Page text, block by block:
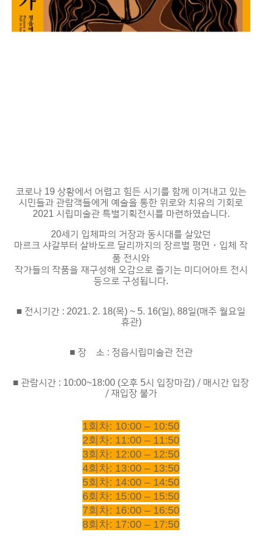
코로나 19 상황에서 어렵고 힘든 시기를 함께 이겨내고 있는
시민들과 관람객들에게 예술을 통한 위로와 치유의 기회로
2021 시립미술관 특별기획전시를 마련하였습니다.
20세기 입체파의 거장과 동시대를 살았던
마르크 샤갈부터 살바도르 달리까지의 장르별 평면・입체 작
품 전시와
작가들의 작품을 재구성해 오감으로 즐기는 미디어아트 전시
등으로 구성됩니다.
■ 전시기간 : 2021. 2. 18(목) ~ 5. 16(일), 88일(매주 월요일
휴관)
■ 장 소 : 정읍시립미술관 전관
■ 관람시간 : 10:00~18:00 (오후 5시 입장마감) / 매시간 입장
/ 재입장 불가
1회차: 10:00 – 10:50
2회차: 11:00 – 11:50
3회차: 12:00 – 12:50
4회차: 13:00 – 13:50
5회차: 14:00 – 14:50
6회차: 15:00 – 15:50
7회차: 16:00 – 16:50
8회차: 17:00 – 17:50